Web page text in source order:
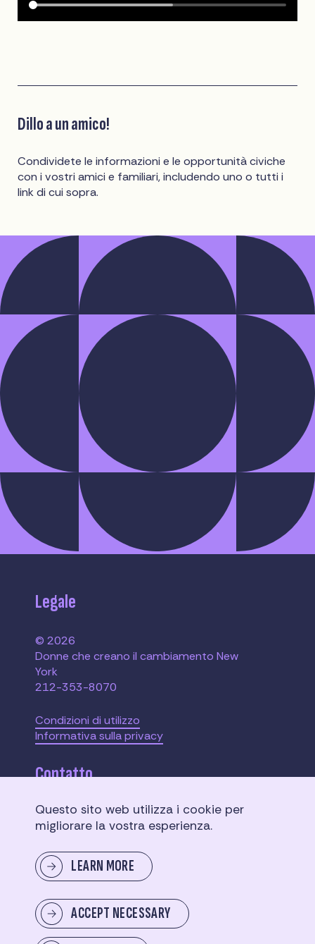
Dillo a un amico!
Condividete le informazioni e le opportunità civiche
con i vostri amici e familiari, includendo uno o tutti i
link di cui sopra.
Legale
© 2026
Donne che creano il cambiamento New
York
212-353-8070
Condizioni di utilizzo
Informativa sulla privacy
Contatto
110 W. 40th Street,
Suite 2207
Inviaci un messaggio
Questo sito web utilizza i cookie per
migliorare la vostra esperienza.
LEARN MORE
ACCEPT NECESSARY